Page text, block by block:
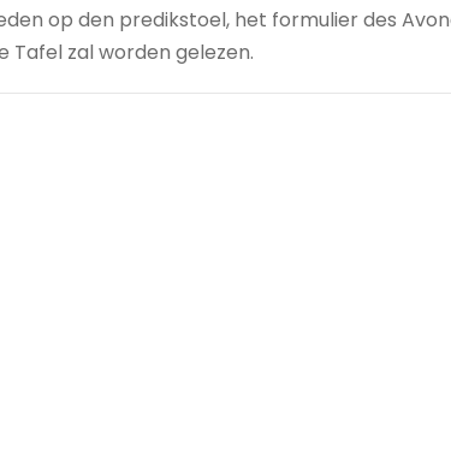
op den predikstoel, het formulier des
Tafel zal worden gelezen.